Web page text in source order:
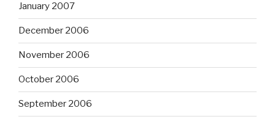
January 2007
December 2006
November 2006
October 2006
September 2006